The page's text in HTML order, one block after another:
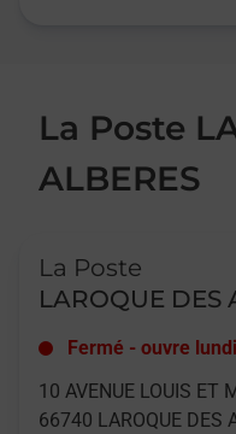
La Poste
ALBERES
La Poste
LAROQUE DES
Fermé - ouvre
10 AVENUE LOUIS ET
66740 LAROQUE DES